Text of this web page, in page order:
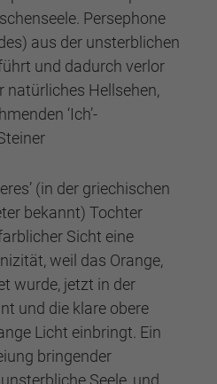
Persephone
aus der unsterblichen
und dadurch verlor
natürliches Hellsehen,
‘Ich’-
(in der griechischen
bekannt) Tochter
Sicht eine
weil das Orange,
wurde, jetzt in der
und die klare obere
Licht einbringt. Ein
bringender
Seele, und